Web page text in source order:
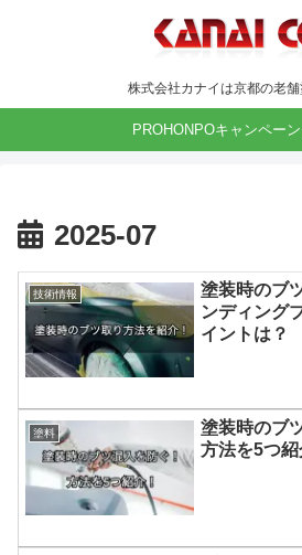
株式会社カナイは京都の老
PROHONPOキャンペー
2025-07
技術情報
塗装時のブ
ンディング
イントは？
塗料
塗装時のブ
方法を5つ紹